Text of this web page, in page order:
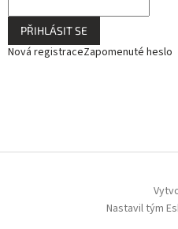
PŘIHLÁSIT SE
Nová registraceZapomenuté heslo
Nastavil tým